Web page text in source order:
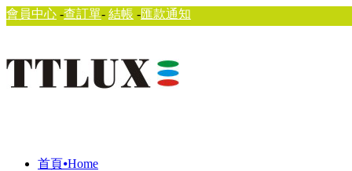
會員中心 -查訂單- 結帳 -匯款通知
首頁⦁Home